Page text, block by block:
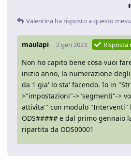
Valentina ha risposto a questo
maulapi 2 gen 2023 Risposta
Non ho capito bene cosa vuoi
inizio anno, la numerazione
da 1 gia' lo sta' facendo. Io in
>"impostazioni"->"segmenti"->
attivita'" con modulo "Interventi"
ODS##### e dal primo gennaio
ripartita da ODS00001